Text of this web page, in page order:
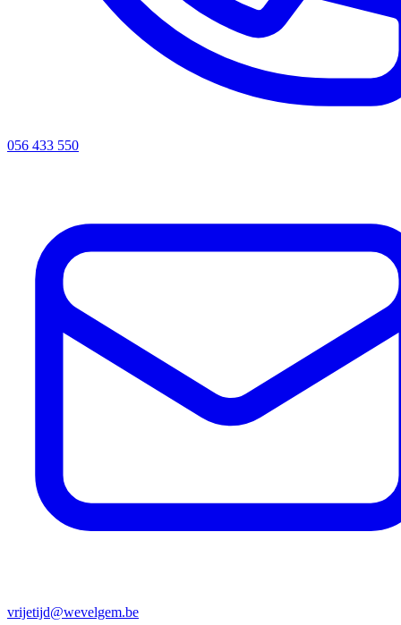
056 433 550
vrijetijd@wevelgem.be